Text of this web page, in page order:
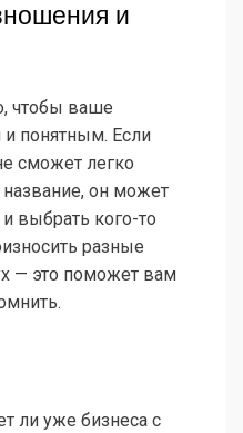
и
чтобы ваше
понятным. Если
сможет легко
название, он может
выбрать кого-то
разные
— это поможет вам
ли уже бизнеса с